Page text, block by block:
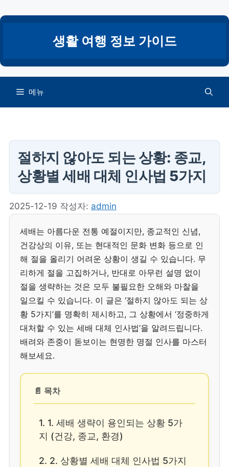
텐
건
너
생활 여행 정보 가이드
메뉴
절하지 않아도 되는 상황: 종교,
상황별 세배 대체 인사법 5가지
2025-12-19 작성자: admin
세배는 아름다운 전통 예절이지만, 종교적인 신념,
건강상의 이유, 또는 현대적인 문화 변화 등으로 인
해 절을 올리기 어려운 상황이 생길 수 있습니다. 무
리하게 절을 고집하거나, 반대로 아무런 설명 없이
절을 생략하는 것은 모두 불필요한 오해와 마찰을
일으킬 수 있습니다. 이 글은 ‘절하지 않아도 되는 상
황 5가지’를 명확히 제시하고, 그 상황에서 ‘정중하게
대처할 수 있는 세배 대체 인사법’을 알려드립니다.
배려와 존중이 돋보이는 현명한 명절 인사를 마스터
해보세요.
📄 목차
1. 1. 세배 생략이 용인되는 상황 5가
지 (건강, 종교, 환경)
2. 2. 상황별 세배 대체 인사법 5가지